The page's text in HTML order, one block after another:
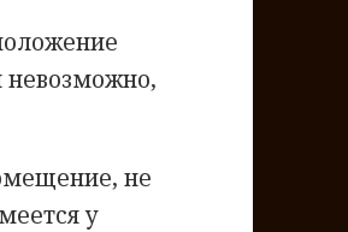
невозможно,
не
у